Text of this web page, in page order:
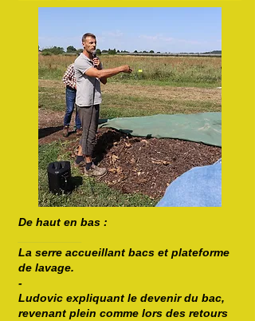
De haut en bas :
La serre accueillant bacs et plateforme
de lavage.
-
Ludovic expliquant le devenir du bac,
revenant plein comme lors des retours